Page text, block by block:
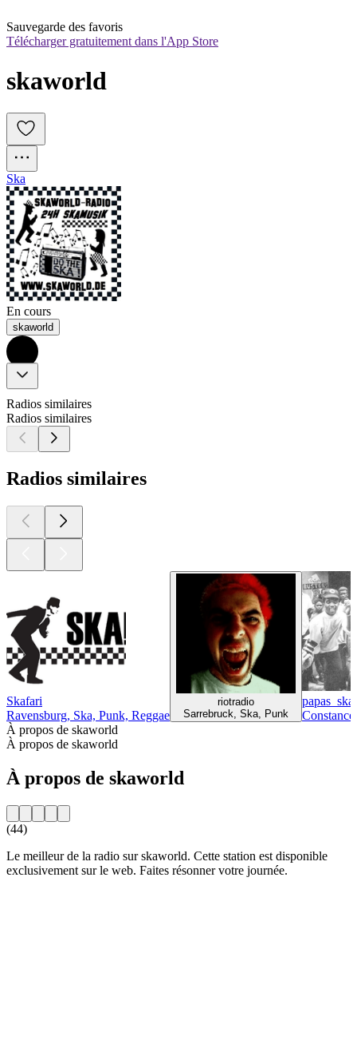
Sauvegarde des favoris
Télécharger gratuitement dans l'App Store
skaworld
Ska
En cours
skaworld
Radios similaires
Radios similaires
Radios similaires
Skafari
Ravensburg, Ska, Punk, Reggae
riotradio
Sarrebruck, Ska, Punk
À propos de skaworld
À propos de skaworld
À propos de skaworld
(44)
Le meilleur de la radio sur skaworld. Cette station est disponible
exclusivement sur le web. Faites résonner votre journée.